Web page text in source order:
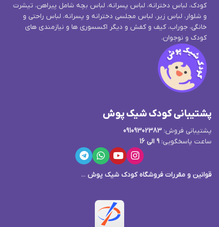
کودک، لباس دخترانه، لباس پسرانه، لباس بچه شامل پیراهن، تیشرت
و شلوار، لباس زیر، لباس مجلسی دخترانه و پسرانه، لباس راحتی و
خانگی، جوراب، کیف و کفش و دیگر اکسسوری ها و نیازمندی های
کودک و نوجوان.
پشتیبانی کودک شیک پوش
پشتیبانی فروش: 09109302383
ساعت پاسخگویی: 9 الی 16
قوانین و مقررات فروشگاه کودک شیک پوش ...